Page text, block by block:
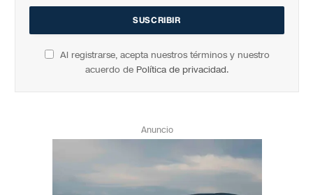
Al registrarse, acepta nuestros términos y nuestro
acuerdo de Política de privacidad.
Anuncio